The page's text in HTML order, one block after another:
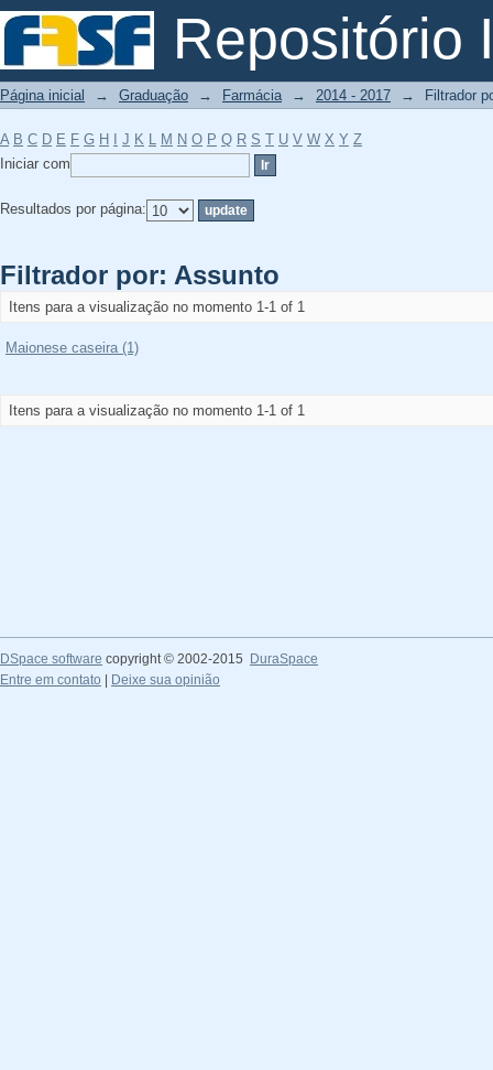
Repositório
Filtrador por: Assunto
Página inicial → Graduação → Farmácia → 2014 - 2017 → Filtrador
A B C D E F G H J K L M N O P Q R S T U V W X Y Z
Iniciar com
Resultados por página:
Filtrador por: Assunto
Itens para a visualização no momento 1-1 of 1
Maionese caseira (1)
Itens para a visualização no momento 1-1 of 1
DSpace software copyright © 2002-2015
DuraSpace
Entre em contato
Deixe sua opinião